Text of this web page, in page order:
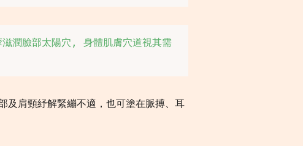
及肩頸紓解緊繃不適，也可塗在脈搏、耳